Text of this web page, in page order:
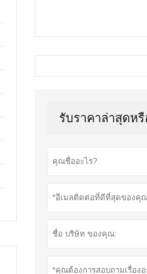
รับราคาล่าสุดห